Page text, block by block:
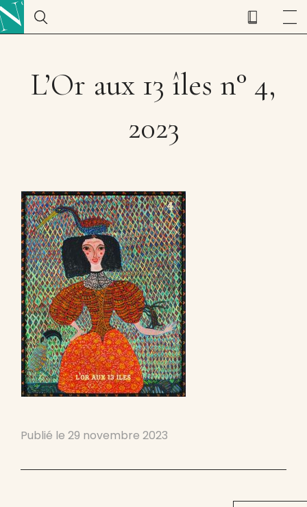
L’Or aux 13 îles n° 4,
2023
Publié le 29 novembre 2023